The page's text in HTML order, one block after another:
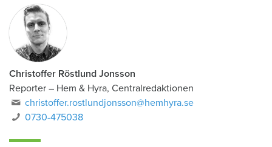
Christoffer Röstlund Jonsson
Reporter – Hem & Hyra, Centralredaktionen
christoffer.rostlundjonsson@hemhyra.se
0730-475038